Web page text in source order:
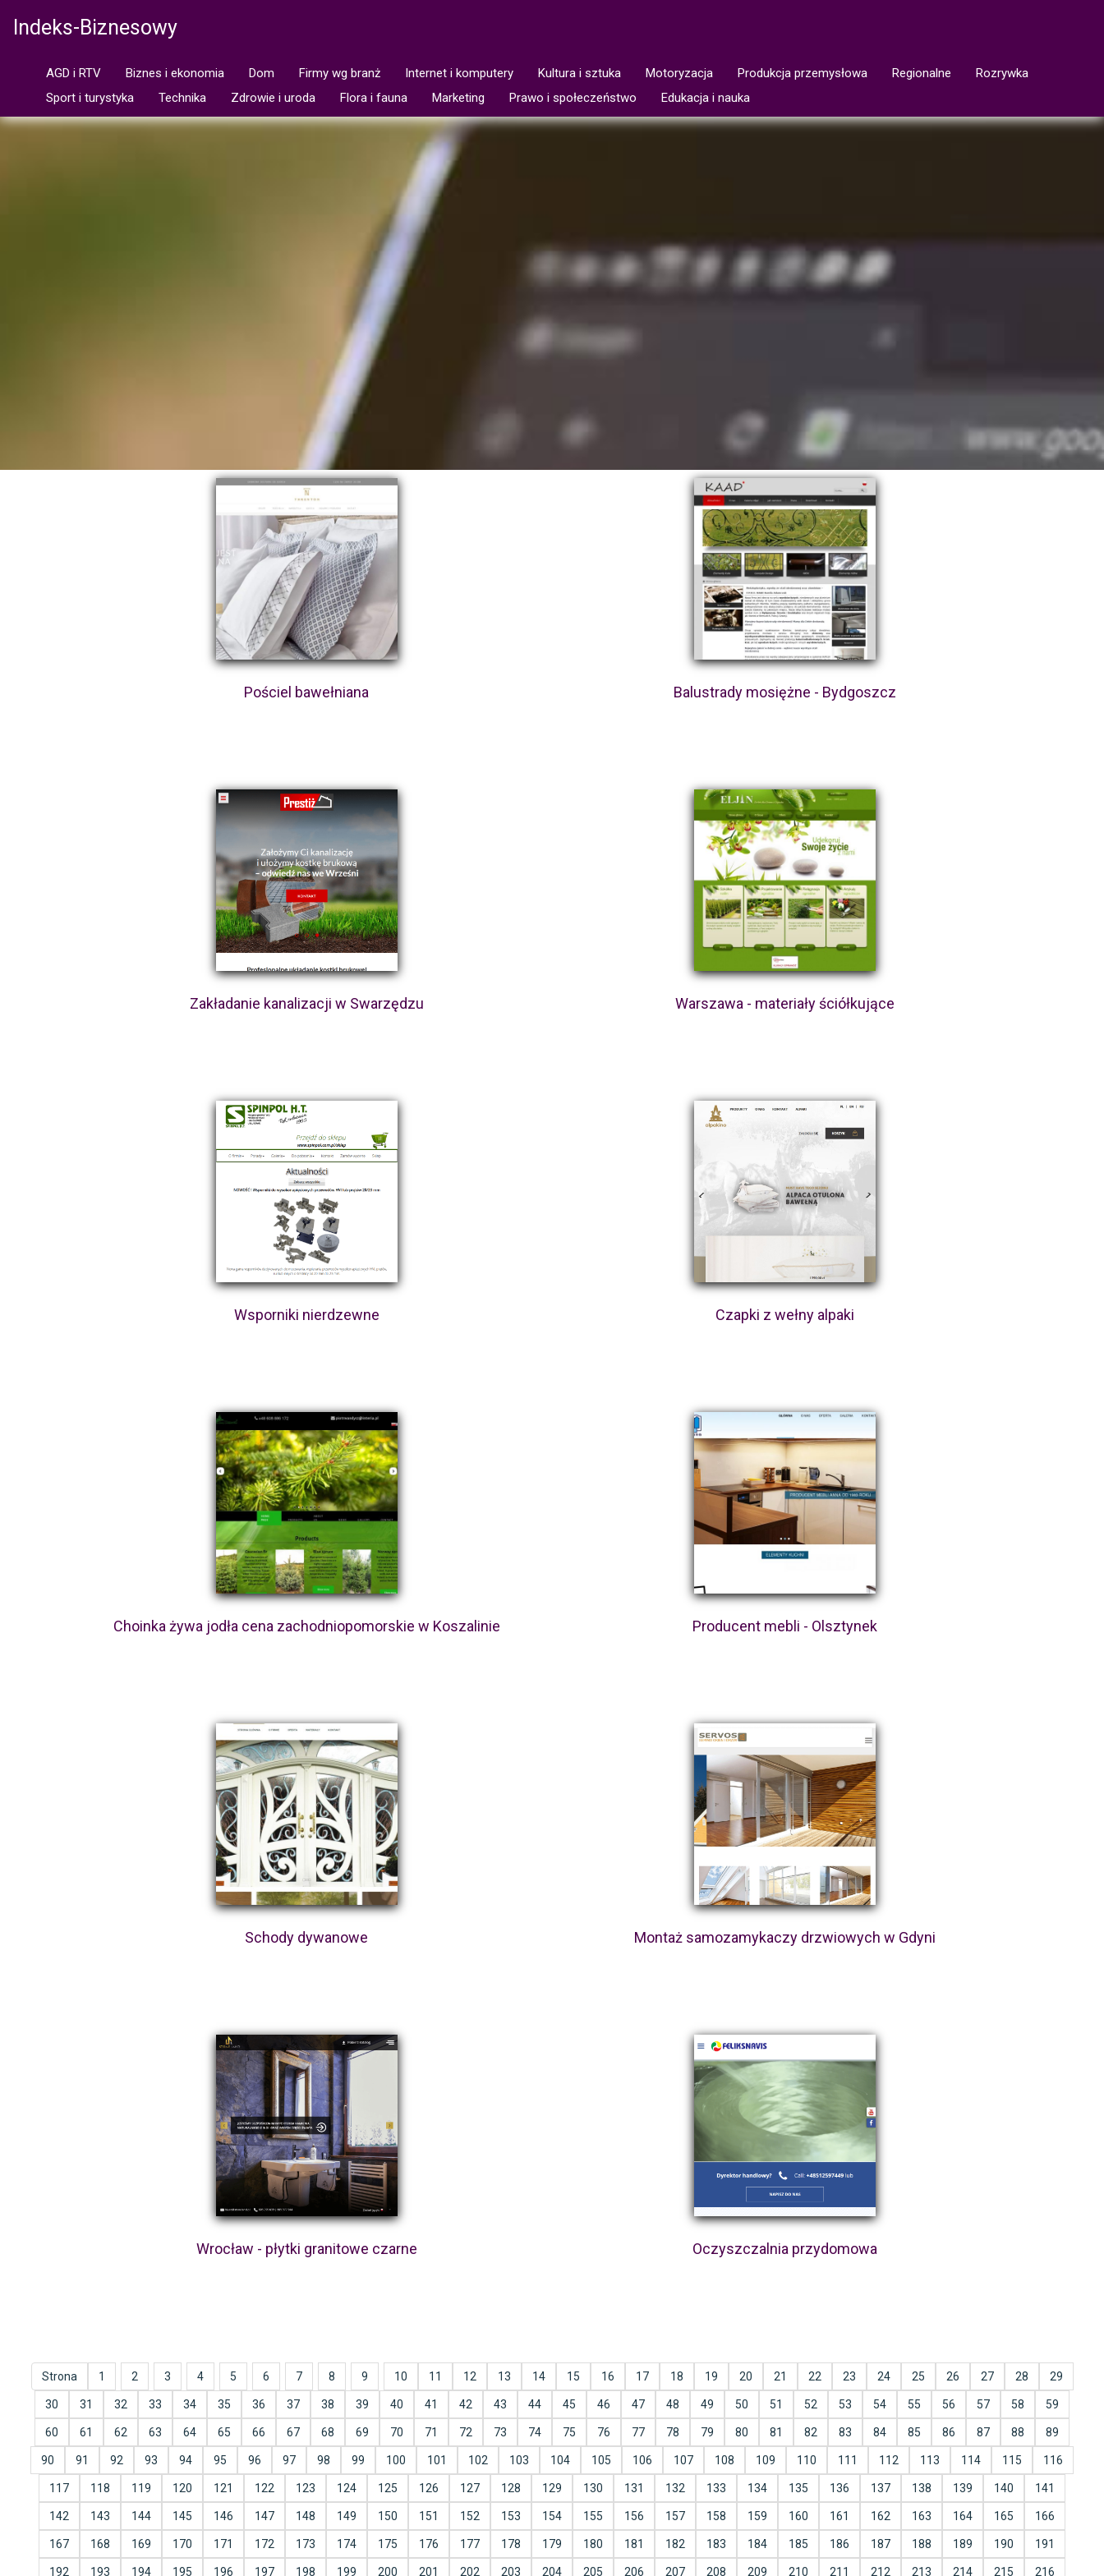
Indeks-Biznesowy
AGD i RTV Biznes i ekonomia Dom Firmy wg branż Internet i komputery Kultura i sztuka Motoryzacja Produkcja przemysłowa Regionalne
Rozrywka
Sport i turystyka
Technika Zdrowie i uroda Flora i fauna Marketing Prawo i społeczeństwo Edukacja i nauka
Pościel bawełniana Balustrady mosiężne - Bydgoszcz
Zakładanie kanalizacji w Swarzędzu Warszawa - materiały ściółkujące
Wsporniki nierdzewne Czapki z wełny alpaki
Choinka żywa jodła cena zachodniopomorskie w Koszalinie Producent mebli - Olsztynek
Schody dywanowe Montaż samozamykaczy drzwiowych w Gdyni
Wrocław - płytki granitowe czarne Oczyszczalnia przydomowa
Strona 1 2 3 4 5 6 7 8 9 10 11 12 13 14 15 16 17 18 19 20 21 22 23 24 25 26 27 28 29
30 31 32 33 34 35 36 37 38 39 40 41 42 43 44 45 46 47 48 49 50 51 52 53 54 55 56 57 58 59
60 61 62 63 64 65 66 67 68 69 70 71 72 73 74 75 76 77 78 79 80 81 82 83 84 85 86 87 88 89
90 91 92 93 94 95 96 97 98 99 100 101 102 103 104 105 106 107 108 109 110 111 112 113 114 115 116
117 118 119 120 121 122 123 124 125 126 127 128 129 130 131 132 133 134 135 136 137 138 139 140 141
142 143 144 145 146 147 148 149 150 151 152 153 154 155 156 157 158 159 160 161 162 163 164 165 166
167 168 169 170 171 172 173 174 175 176 177 178 179 180 181 182 183 184 185 186 187 188 189 190 191
192 193 194 195 196 197 198 199 200 201 202 203 204 205 206 207 208 209 210 211 212 213 214 215 216